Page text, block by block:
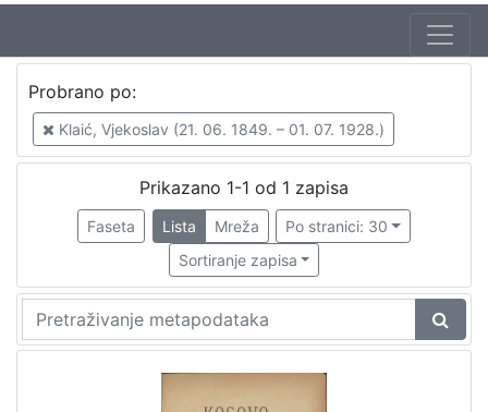
Probrano po:
Klaić, Vjekoslav (21. 06. 1849. – 01. 07. 1928.)
Prikazano 1-1 od 1 zapisa
Faseta Lista Mreža
Po stranici: 30
Sortiranje zapisa